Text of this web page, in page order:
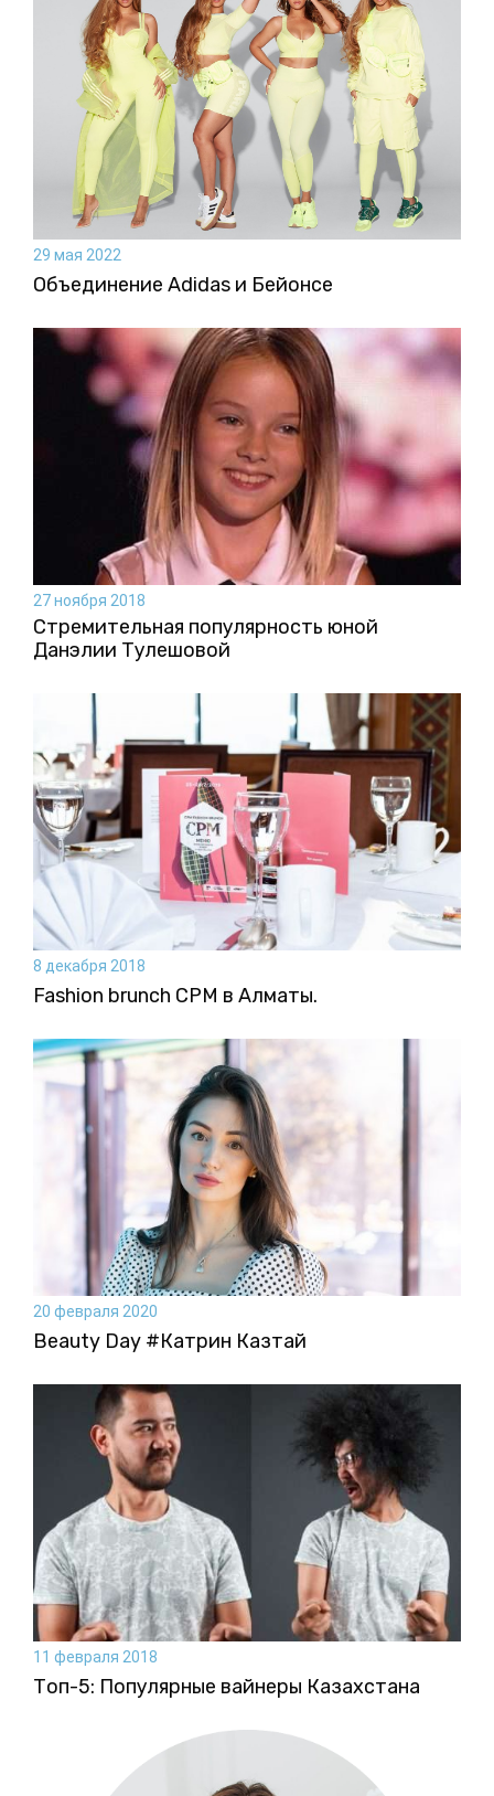
29 мая 2022
Объединение Adidas и Бейонсе
27 ноября 2018
Стремительная популярность юной
Данэлии Тулешовой
8 декабря 2018
Fashion brunch CPM в Алматы.
20 февраля 2020
Beauty Day #Катрин Казтай
11 февраля 2018
Топ-5: Популярные вайнеры Казахстана